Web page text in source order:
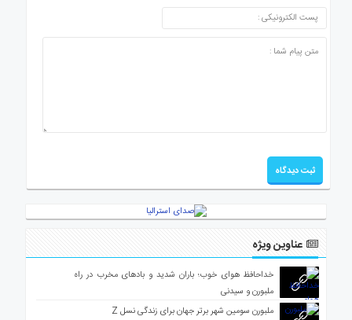
عناوین ویژه
خداحافظ هوای خوب؛ باران شدید و بادهای مخرب در راه
ملبورن و سیدنی
ملبورن سومین شهر برتر جهان برای زندگی نسل Z